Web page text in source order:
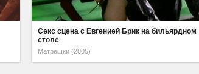
Секс сцена с Евгенией Брик на бильярдном
столе
Матрешки (2005)